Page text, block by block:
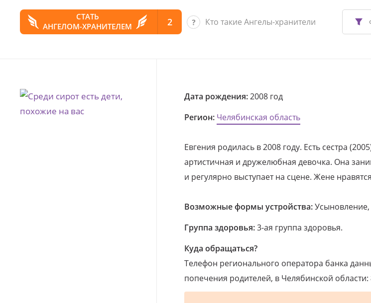
СТАТЬ
АНГЕЛОМ-ХРАНИТЕЛЕМ
2 Кто такие Ангелы-хранители
Дата рождения:2008 год
Регион: Челябинская область
Евгения родилась в 2008 году. Есть сестра
артистичная и дружелюбная девочка. Она
и регулярно выступает на сцене. Жене
Возможные формы устройства:Усыновление,
Группа здоровья:3-ая группа здоровья.
Куда обращаться?
Телефон регионального оператора банка
попечения родителей, в Челябинской области: